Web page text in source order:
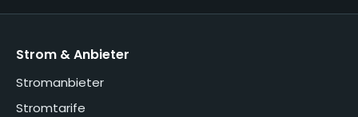
Strom & Anbieter
Stromanbieter
Stromtarife